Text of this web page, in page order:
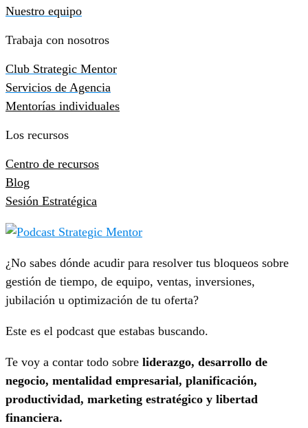
Nuestro equipo
Trabaja con nosotros
Club Strategic Mentor
Servicios de Agencia
Mentorías individuales
Los recursos
Centro de recursos
Blog
Sesión Estratégica
¿No sabes dónde acudir para resolver tus bloqueos sobre
gestión de tiempo, de equipo, ventas, inversiones,
jubilación u optimización de tu oferta?
Este es el podcast que estabas buscando.
Te voy a contar todo sobre liderazgo, desarrollo de
negocio, mentalidad empresarial, planificación,
productividad, marketing estratégico y libertad
financiera.